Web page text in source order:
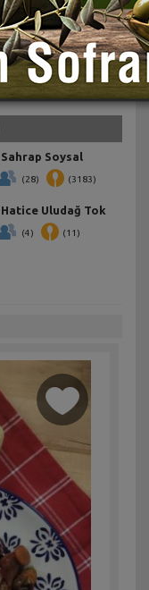
Sahrap Soysal
(28) (3183)
Hatice Uludağ Tok
(4) (11)